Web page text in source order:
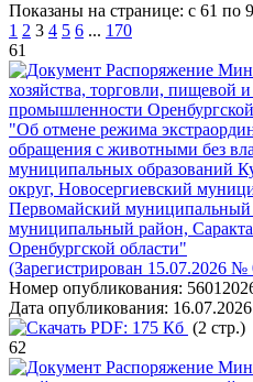
Показаны на странице: с 61 по
1 2 3 4 5 6 ... 170
61
Распоряжение
хозяйства, торговли, пищевой
промышленности
"Об отмене режима
обращения с животными без
муниципальных образований
округ, Новосергиевский
Первомайский
муниципальный район,
Оренбургской области"
(Зарегистрирован 15.07.2026 №
Номер опубликования:
Дата опубликования: 16.07.2026
PDF: 175 Кб (2 стр.)
62
Распоряжение